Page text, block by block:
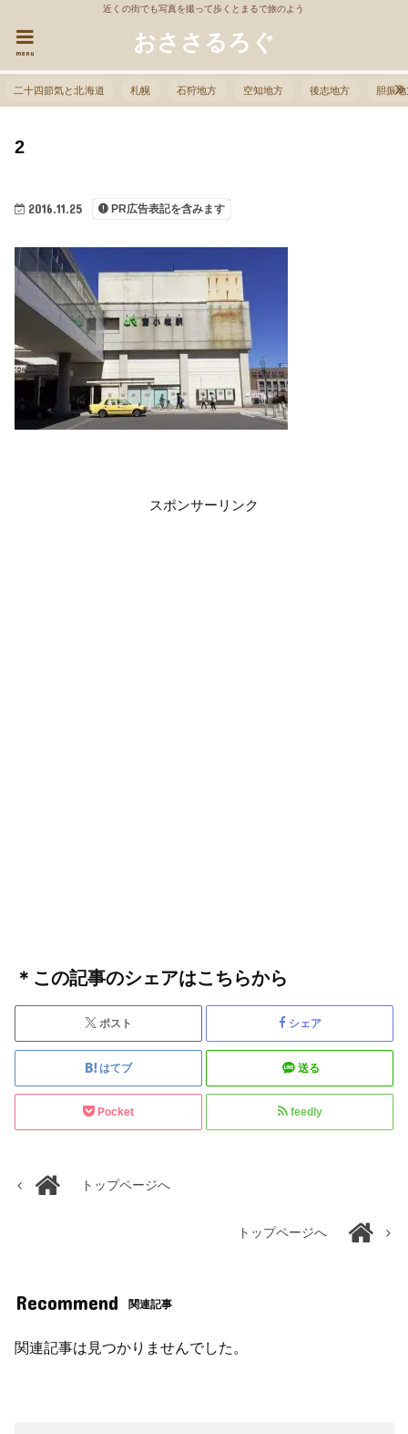
近くの街でも写真を撮って歩くとまるで旅のよう
おささるろぐ
menu
二十四節気と北海道 札幌 石狩地方 空知地方 後志地方 胆振
2016.11.25 PR広告表記を含みます
2
スポンサーリンク
＊この記事のシェアはこちらから
ポスト シェア
はてブ 送る
Pocket feedly
トップページへ
トップページへ
Recommend 関連記事
関連記事は見つかりませんでした。